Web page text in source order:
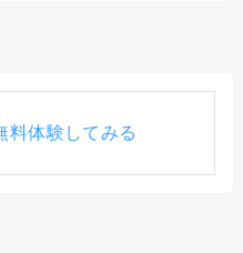
料体験してみる